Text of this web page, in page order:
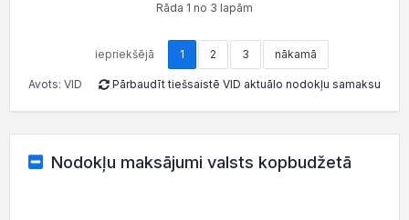
Rāda 1 no 3 lapām
iepriekšējā 1 2 3 nākamā
Avots: VID Pārbaudīt tiešsaistē VID aktuālo nodokļu samaksu
Nodokļu maksājumi valsts kopbudžetā